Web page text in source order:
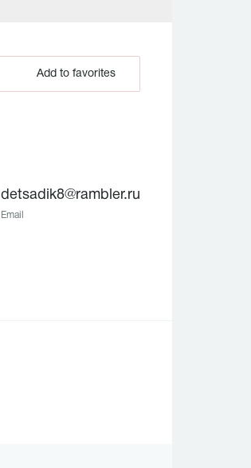
Add to favorites
detsadik8@rambler.ru
Email